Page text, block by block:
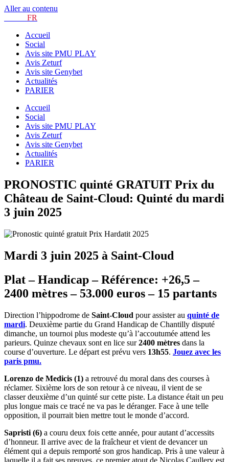
Aller au contenu
FR
Accueil
Social
Avis site PMU PLAY
Avis Zeturf
Avis site Genybet
Actualités
PARIER
Accueil
Social
Avis site PMU PLAY
Avis Zeturf
Avis site Genybet
Actualités
PARIER
PRONOSTIC quinté GRATUIT Prix du
Château de Saint-Cloud: Quinté du mardi
3 juin 2025
Mardi 3 juin 2025 à Saint-Cloud
Plat – Handicap – Référence: +26,5 –
2400 mètres – 53.000 euros – 15 partants
Direction l’hippodrome de Saint-Cloud pour assister au quinté de
mardi. Deuxième partie du Grand Handicap de Chantilly disputé
dimanche, un tournoi plus modeste qu’à l’accoutumée attend les
parieurs. Quinze chevaux sont en lice sur2400 mètres dans la
course d’ouverture. Le départ est prévu vers 13h55. Jouez avec les
paris pmu.
Lorenzo de Medicis (1) a retrouvé du moral dans des courses à
réclamer. Sixième lors de son retour à ce niveau, il vient de se
classer deuxième d’un quinté sur cette piste. La distance était un peu
plus longue mais ce tracé ne va pas le déranger. Face à une telle
opposition, il pourrait bien mettre tout le monde d’accord.
Sapristi (6) a couru deux fois cette année, pour autant d’accessits
d’honneur. Il arrive avec de la fraîcheur et vient de devancer un
élément qui a depuis remporté son gros handicap. Pris à une valeur à
laquelle il a fait ses preuves, ce premier atout de Nicolas Caullery est